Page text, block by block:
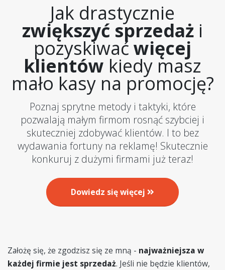
Jak drastycznie
zwiększyć sprzedaż i
pozyskiwać więcej
klientów kiedy masz
mało kasy na promocję?
Poznaj sprytne metody i taktyki, które
pozwalają małym firmom rosnąć szybciej i
skuteczniej zdobywać klientów. I to bez
wydawania fortuny na reklamę! Skutecznie
konkuruj z dużymi firmami już teraz!
Dowiedz się więcej
Założę się, że zgodzisz się ze mną - najważniejsza w
każdej firmie jest sprzedaż. Jeśli nie będzie klientów,